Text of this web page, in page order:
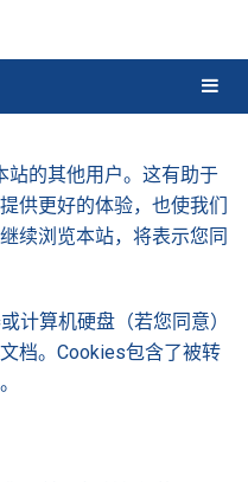
站的其他用户。这有助于
供更好的体验，也使我们
续浏览本站，将表示您同
计算机硬盘（若您同意）
档。Cookies包含了被转